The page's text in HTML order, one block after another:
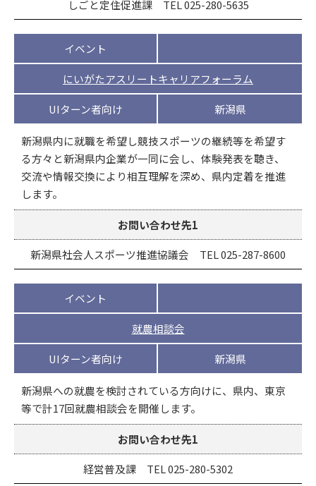
しごと定住促進課 TEL 025-280-5635
イベント
にいがたアスリートキャリアフォーラム
UIターン者向け 新潟県
新潟県内に就職を希望し競技スポーツの継続等を希望す
る方々と新潟県内企業が一同に会し、体験発表を聴き、
交流や情報交換により相互理解を深め、県内定着を推進
します。
お問い合わせ先1
新潟県社会人スポーツ推進協議会 TEL 025-287-8600
イベント
就農相談会
UIターン者向け 新潟県
新潟県への就農を検討されている方向けに、県内、東京
等で計17回就農相談会を開催します。
お問い合わせ先1
経営普及課 TEL 025-280-5302